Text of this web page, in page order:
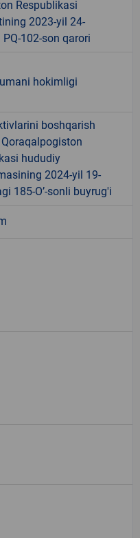
Respublikasi
2023-yil 24-
102-son qarori
hokimligi
boshqarish
hududiy
2024-yil 19-
185-O’-sonli buyrug'i